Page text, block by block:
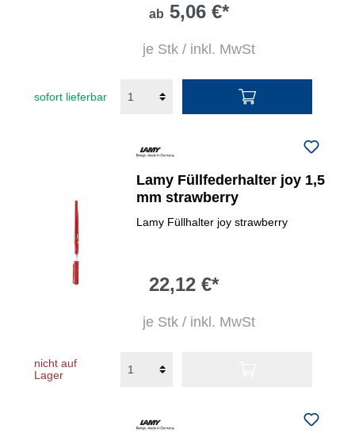
ab 5,06 €*
je Stk / inkl. MwSt
sofort lieferbar
Lamy Füllfederhalter joy 1,5
mm strawberry
Lamy Füllhalter joy strawberry
22,12 €*
je Stk / inkl. MwSt
nicht auf
Lager